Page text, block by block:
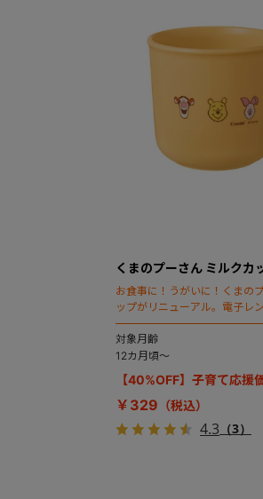
くまのプーさん ミルクカ
お食事に！うがいに！くまの
ップがリニューアル。電子レ
使いやすい！
対象月齢
12カ月頃～
【40%OFF】子育て応援
￥329
4.3 （3）